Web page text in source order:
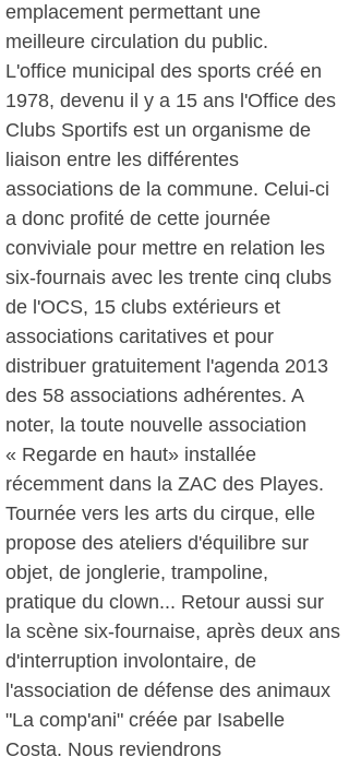
emplacement permettant une
meilleure circulation du public.
L'office municipal des sports créé en
1978, devenu il y a 15 ans l'Office des
Clubs Sportifs est un organisme de
liaison entre les différentes
associations de la commune. Celui-ci
a donc profité de cette journée
conviviale pour mettre en relation les
six-fournais avec les trente cinq clubs
de l'OCS, 15 clubs extérieurs et
associations caritatives et pour
distribuer gratuitement l'agenda 2013
des 58 associations adhérentes. A
noter, la toute nouvelle association
« Regarde en haut» installée
récemment dans la ZAC des Playes.
Tournée vers les arts du cirque, elle
propose des ateliers d'équilibre sur
objet, de jonglerie, trampoline,
pratique du clown... Retour aussi sur
la scène six-fournaise, après deux ans
d'interruption involontaire, de
l'association de défense des animaux
"La comp'ani" créée par Isabelle
Costa. Nous reviendrons